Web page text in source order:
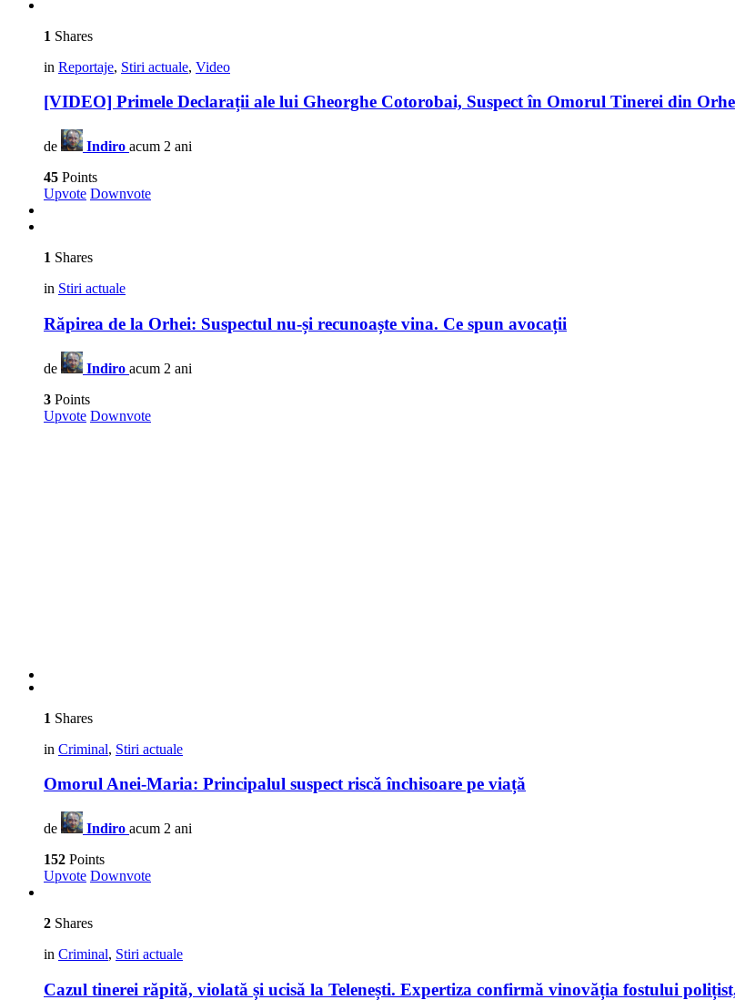
1 Shares
in Reportaje, Stiri actuale, Video
[VIDEO] Primele Declarații ale lui Gheorghe Cotorobai, Suspect în Omorul Tinerei din
de Indiro acum 2 ani
45 Points
Upvote Downvote
1 Shares
in Stiri actuale
Răpirea de la Orhei: Suspectul nu-și recunoaște vina. Ce spun avocații
de Indiro acum 2 ani
3 Points
Upvote Downvote
1 Shares
in Criminal, Stiri actuale
Omorul Anei-Maria: Principalul suspect riscă închisoare pe viață
de Indiro acum 2 ani
152 Points
Upvote Downvote
2 Shares
in Criminal, Stiri actuale
Cazul tinerei răpită, violată și ucisă la Telenești. Expertiza confirmă vinovăția fostului